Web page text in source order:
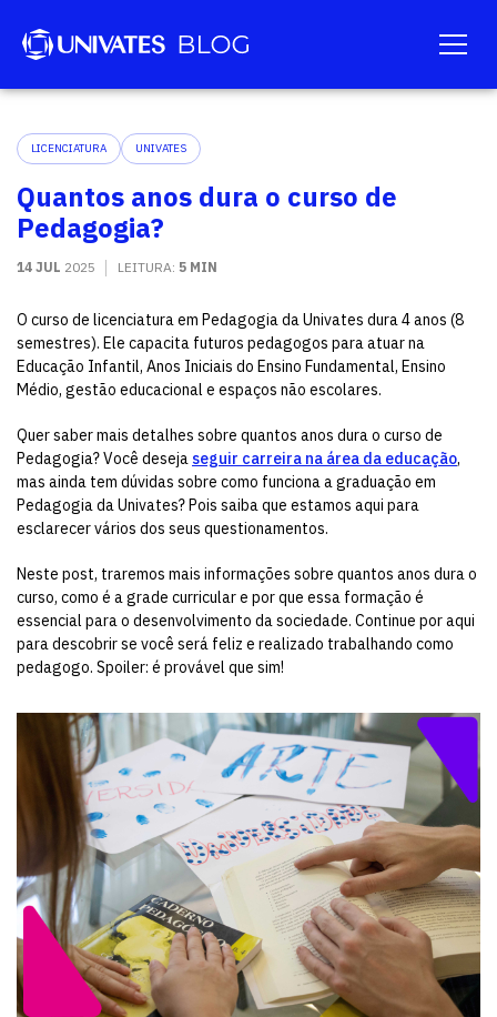
LICENCIATURA UNIVATES
Quantos anos dura o curso de
Pedagogia?
14 JUL 2025 LEITURA: 5 MIN
O curso de licenciatura em Pedagogia da Univates dura 4 anos (8
semestres). Ele capacita futuros pedagogos para atuar na
Educação Infantil, Anos Iniciais do Ensino Fundamental, Ensino
Médio, gestão educacional e espaços não escolares.
Quer saber mais detalhes sobre quantos anos dura o curso de
Pedagogia? Você deseja seguir carreira na área da educação,
mas ainda tem dúvidas sobre como funciona a graduação em
Pedagogia da Univates? Pois saiba que estamos aqui para
esclarecer vários dos seus questionamentos.
Neste post, traremos mais informações sobre quantos anos dura o
curso, como é a grade curricular e por que essa formação é
essencial para o desenvolvimento da sociedade. Continue por aqui
para descobrir se você será feliz e realizado trabalhando como
pedagogo. Spoiler: é provável que sim!